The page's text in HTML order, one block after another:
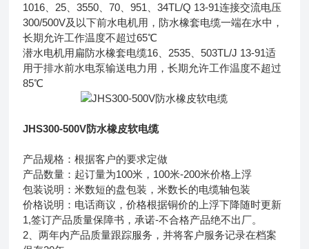
1016、25、3550、70、951、34TL/Q 13-91连接交流电压
300/500V及以下前水电机用，防水橡套电缆一端在水中，
长期允许工作温度不超过65℃
潜水电机用扁防水橡套电缆16、2535、503TL/J 13-91适
用于排水前水电泵输送电力用，长期允许工作温度不超过
85℃
JHS300-500V防水橡皮软电缆
产品规格：根据客户的要求定做
产品数量：起订量为100米，100米-200米价格上浮
包装说明：米数短的盘包装，米数长的电缆轴包装
价格说明：电话商议，价格根据铜价的上浮下降随时更新
1,签订产品质量保障书，承诺-不合格产品绝不出厂。
2、两年内产品质量跟踪服务，并将客户服务记录在档案